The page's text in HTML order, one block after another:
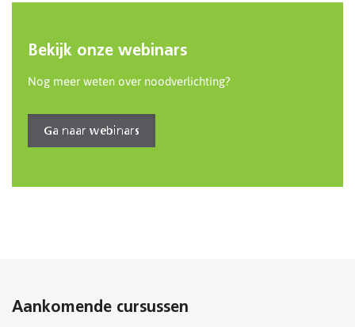
Bekijk onze webinars
Nog meer weten over noodverlichting?
Ga naar webinars
Aankomende cursussen